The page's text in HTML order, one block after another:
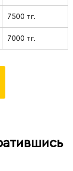
7500 тг.
7000 тг.